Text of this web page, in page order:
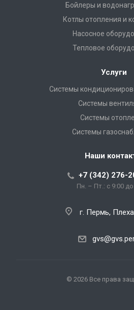
Бойлеры и
Котлы отопления и
Насосное
Тепловое
Услуги
Системы
Системы
Системы
Системы
Наши
+7 (342) 276-
Пн. – Пт.: с 9:00
г. Пермь,
© 2026 Все права